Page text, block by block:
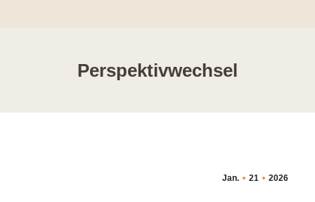
Perspektivwechsel
Jan. 21 2026